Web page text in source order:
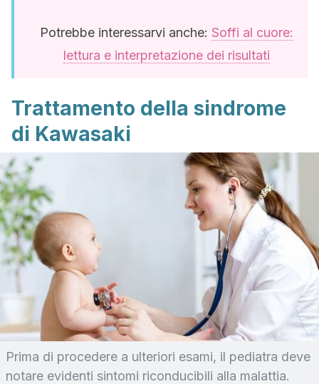
Potrebbe interessarvi anche: Soffi al cuore:
lettura e interpretazione dei risultati
Trattamento della sindrome
di Kawasaki
Prima di procedere a ulteriori esami, il pediatra deve
notare evidenti sintomi riconducibili alla malattia.